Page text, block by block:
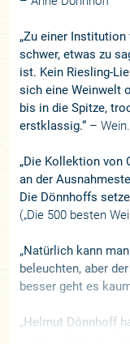
„Zu einer
schwer, etwas zu
ist. Kein Riesling-
sich eine Weinwelt
bis in die Spitze,
erstklassig.“ –
„Die Kollektion von
an der
Die Dönnhoffs
(„Die 500 besten
„Natürlich kann
beleuchten, aber
besser geht es
„Helmut Dönnhoff
welches Potenzial